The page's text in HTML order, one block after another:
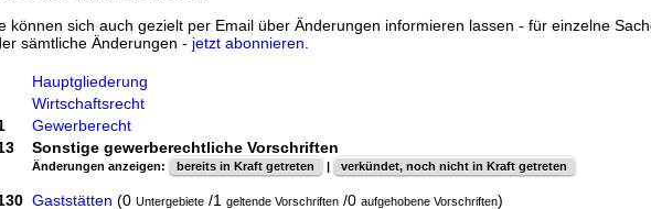
können sich auch gezielt per Email über Änderungen informieren lassen - für einzelne
sämtliche Änderungen - jetzt abonnieren
Hauptgliederung
Wirtschaftsrecht
Gewerberecht
Sonstige gewerberechtliche Vorschriften
Änderungen anzeigen: bereits in Kraft getreten | verkündet, noch nicht in Kraft getreten
Gaststätten (0 Untergebiete /1 geltende Vorschriften /0 aufgehobene Vorschriften)